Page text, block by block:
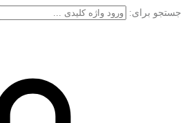
جستجو برای: